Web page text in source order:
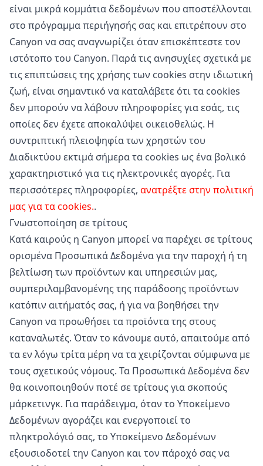
είναι μικρά κομμάτια δεδομένων που αποστέλλονται
στο πρόγραμμα περιήγησής σας και επιτρέπουν στο
Canyon να σας αναγνωρίζει όταν επισκέπτεστε τον
ιστότοπο του Canyon. Παρά τις ανησυχίες σχετικά με
τις επιπτώσεις της χρήσης των cookies στην ιδιωτική
ζωή, είναι σημαντικό να καταλάβετε ότι τα cookies
δεν μπορούν να λάβουν πληροφορίες για εσάς, τις
οποίες δεν έχετε αποκαλύψει οικειοθελώς. Η
συντριπτική πλειοψηφία των χρηστών του
Διαδικτύου εκτιμά σήμερα τα cookies ως ένα βολικό
χαρακτηριστικό για τις ηλεκτρονικές αγορές. Για
περισσότερες πληροφορίες, ανατρέξτε στην πολιτική
μας για τα cookies..
Γνωστοποίηση σε τρίτους
Κατά καιρούς η Canyon μπορεί να παρέχει σε τρίτους
ορισμένα Προσωπικά Δεδομένα για την παροχή ή τη
βελτίωση των προϊόντων και υπηρεσιών μας,
συμπεριλαμβανομένης της παράδοσης προϊόντων
κατόπιν αιτήματός σας, ή για να βοηθήσει την
Canyon να προωθήσει τα προϊόντα της στους
καταναλωτές. Όταν το κάνουμε αυτό, απαιτούμε από
τα εν λόγω τρίτα μέρη να τα χειρίζονται σύμφωνα με
τους σχετικούς νόμους. Τα Προσωπικά Δεδομένα δεν
θα κοινοποιηθούν ποτέ σε τρίτους για σκοπούς
μάρκετινγκ. Για παράδειγμα, όταν το Υποκείμενο
Δεδομένων αγοράζει και ενεργοποιεί το
πληκτρολόγιό σας, το Υποκείμενο Δεδομένων
εξουσιοδοτεί την Canyon και τον πάροχό σας να